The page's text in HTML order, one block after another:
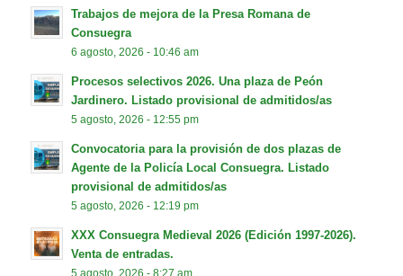
Trabajos de mejora de la Presa Romana de
Consuegra
6 agosto, 2026 - 10:46 am
Procesos selectivos 2026. Una plaza de Peón
Jardinero. Listado provisional de admitidos/as
5 agosto, 2026 - 12:55 pm
Convocatoria para la provisión de dos plazas de
Agente de la Policía Local Consuegra. Listado
provisional de admitidos/as
5 agosto, 2026 - 12:19 pm
XXX Consuegra Medieval 2026 (Edición 1997-2026).
Venta de entradas.
5 agosto, 2026 - 8:27 am